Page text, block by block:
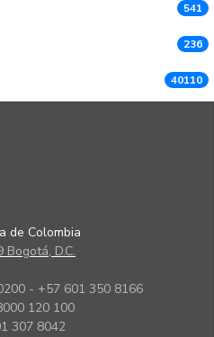
541
236
40110
de Colombia
D.C.
- +57 601 350 8166
120 100
307 8042